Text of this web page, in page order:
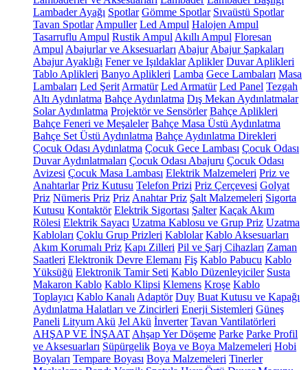
Lambader Ayağı Spotlar Gömme Spotlar Sıvaüstü Spotlar
Tavan Spotlar Ampuller Led Ampul Halojen Ampul
Tasarruflu Ampul Rustik Ampul Akıllı Ampul Floresan
Ampul Abajurlar ve Aksesuarları Abajur Abajur Şapkaları
Abajur Ayaklığı Fener ve Işıldaklar Aplikler Duvar Aplikleri
Tablo Aplikleri Banyo Aplikleri Lamba Gece Lambaları Masa
Lambaları Led Şerit Armatür Led Armatür Led Panel Tezgah
Altı Aydınlatma Bahçe Aydınlatma Dış Mekan Aydınlatmalar
Solar Aydınlatma Projektör ve Sensörler Bahçe Aplikleri
Bahçe Feneri ve Meşaleler Bahçe Masa Üstü Aydınlatma
Bahçe Set Üstü Aydınlatma Bahçe Aydınlatma Direkleri
Çocuk Odası Aydınlatma Çocuk Gece Lambası Çocuk Odası
Duvar Aydınlatmaları Çocuk Odası Abajuru Çocuk Odası
Avizesi Çocuk Masa Lambası Elektrik Malzemeleri Priz ve
Anahtarlar Priz Kutusu Telefon Prizi Priz Çerçevesi Golyat
Priz Nümeris Priz Priz Anahtar Priz Şalt Malzemeleri Sigorta
Kutusu Kontaktör Elektrik Sigortası Şalter Kaçak Akım
Rölesi Elektrik Sayacı Uzatma Kablosu ve Grup Priz Uzatma
Kabloları Çoklu Grup Prizleri Kablolar Kablo Aksesuarları
Akım Korumalı Priz Kapı Zilleri Pil ve Şarj Cihazları Zaman
Saatleri Elektronik Devre Elemanı Fiş Kablo Pabucu Kablo
Yüksüğü Elektronik Tamir Seti Kablo Düzenleyiciler Susta
Makaron Kablo Kablo Klipsi Klemens Kroşe Kablo
Toplayıcı Kablo Kanalı Adaptör Duy Buat Kutusu ve Kapağı
Aydınlatma Halatları ve Zincirleri Enerji Sistemleri Güneş
Paneli Lityum Akü Jel Akü İnverter Tavan Vantilatörleri
AHŞAP VE İNŞAAT Ahşap Yer Döşeme Parke Parke Profil
ve Aksesuarları Süpürgelik Boya ve Boya Malzemeleri Hobi
Boyaları Tempare Boyası Boya Malzemeleri Tinerler